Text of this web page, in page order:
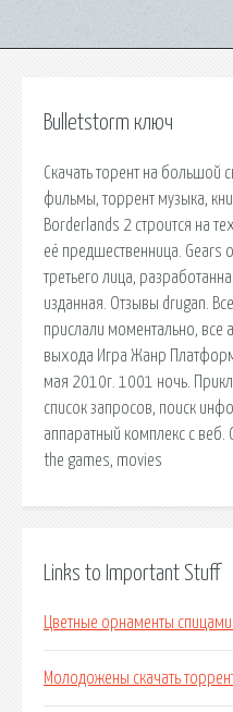
Bulletstorm ключ
Скачать торент на большой
фильмы, торрент музыка,
Borderlands 2 строится на
её предшественница. Gears
третьего лица,
изданная. Отзывы drugan.
прислали моментально, все
выхода Игра Жанр
мая 2010г. 1001 ночь.
список запросов, поиск
аппаратный комплекс с
the games, movies
Links to Important Stuff
Цветные орнаменты
Молодожены скачать